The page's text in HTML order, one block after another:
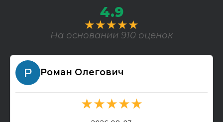
4.9
★★★★★
На основании 910 оценок
Роман Олегович
★★★★★